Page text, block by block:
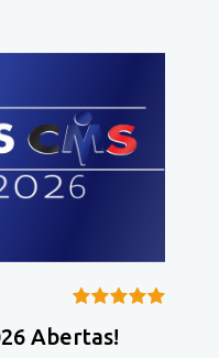
Abertas!